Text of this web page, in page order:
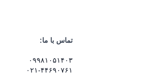
تماس با ما:
۰۹۹۸۱۰۵۱۴۰۳
۰۲۱-۴۴۶۹۰۷۶۱